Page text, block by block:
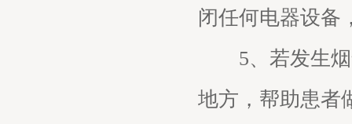
闭任何电器设备
5、若发生烟
地方，帮助患者